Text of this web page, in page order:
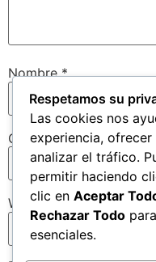
Nombre*
Correo electrónico*
Web
Respetamos su
Las cookies nos
experiencia,
analizar el tráfico.
permitir haciendo
clic en Aceptar
Rechazar Todo
esenciales.